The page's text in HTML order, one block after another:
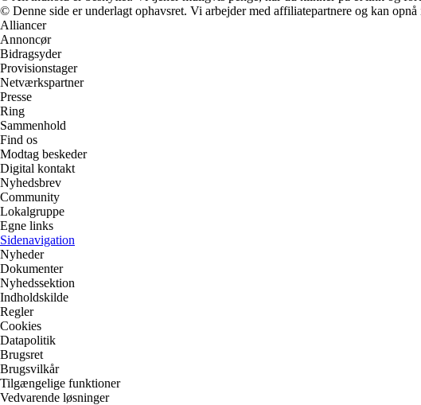
© Denne side er underlagt ophavsret. Vi arbejder med affiliatepartnere og kan
Alliancer
Annoncør
Bidragsyder
Provisionstager
Netværkspartner
Presse
Ring
Sammenhold
Find os
Modtag beskeder
Digital kontakt
Nyhedsbrev
Community
Lokalgruppe
Egne links
Sidenavigation
Nyheder
Dokumenter
Nyhedssektion
Indholdskilde
Regler
Cookies
Datapolitik
Brugsret
Brugsvilkår
Tilgængelige funktioner
Vedvarende løsninger